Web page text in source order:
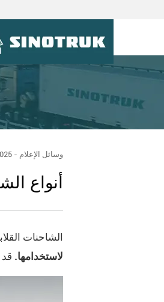
وسائل الإعلام - 2025-12-23
أنواع
الشاحنات
لاستخدامها.